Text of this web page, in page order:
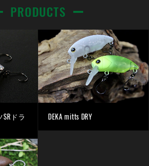
PRODUCTS
ドラ DEKA mitts DRY